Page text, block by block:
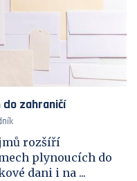
do zahraničí
rozšíří
plynoucích do
dani i na ...